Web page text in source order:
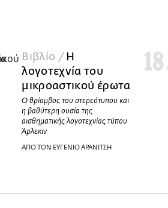
Βιβλίο / Η
λογοτεχνία του
μικροαστικού έρωτα
Ο θρίαμβος του στερεότυπου και
η βαθύτερη ουσία της
αισθηματικής λογοτεχνίας τύπου
Άρλεκιν
ΑΠΟ ΤΟΝ ΕΥΓΕΝΙΟ ΑΡΑΝΙΤΣΗ